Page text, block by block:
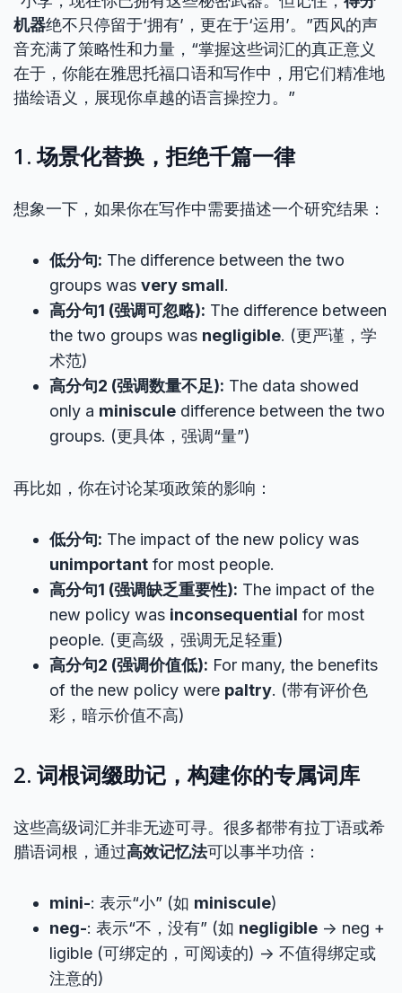
机器绝不只停留于‘拥有’，更在于‘运用’。”西风的声
音充满了策略性和力量，“掌握这些词汇的真正意义
在于，你能在雅思托福口语和写作中，用它们精准地
描绘语义，展现你卓越的语言操控力。”
1. 场景化替换，拒绝千篇一律
想象一下，如果你在写作中需要描述一个研究结果：
低分句: The difference between the two
groups was very small.
高分句1 (强调可忽略): The difference between
the two groups was negligible. (更严谨，学
术范)
高分句2 (强调数量不足): The data showed
only a miniscule difference between the two
groups. (更具体，强调“量”)
再比如，你在讨论某项政策的影响：
低分句: The impact of the new policy was
unimportant for most people.
高分句1 (强调缺乏重要性): The impact of the
new policy was inconsequential for most
people. (更高级，强调无足轻重)
高分句2 (强调价值低): For many, the benefits
of the new policy were paltry. (带有评价色
彩，暗示价值不高)
2. 词根词缀助记，构建你的专属词库
这些高级词汇并非无迹可寻。很多都带有拉丁语或希
腊语词根，通过高效记忆法可以事半功倍：
mini-: 表示“小” (如 miniscule)
neg-: 表示“不，没有” (如 negligible -> neg +
ligible (可绑定的，可阅读的) -> 不值得绑定或
注意的)